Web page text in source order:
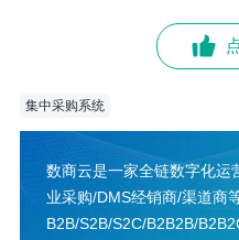
集中采购系统
数商云是一家全链数字化运
业采购/DMS经销商/渠道商
B2B/S2B/S2C/B2B2B/